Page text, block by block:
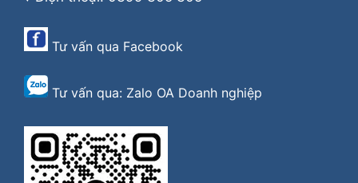
Tư vấn qua Facebook
Tư vấn qua: Zalo OA Doanh nghiệp